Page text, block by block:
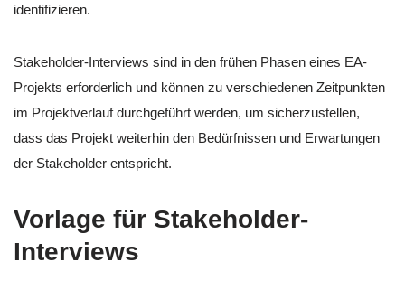
identifizieren.
Stakeholder-Interviews sind in den frühen Phasen eines EA-
Projekts erforderlich und können zu verschiedenen Zeitpunkten
im Projektverlauf durchgeführt werden, um sicherzustellen,
dass das Projekt weiterhin den Bedürfnissen und Erwartungen
der Stakeholder entspricht.
Vorlage für Stakeholder-
Interviews